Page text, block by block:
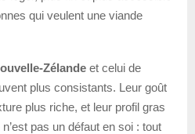
qui veulent une viande
Zélande et celui de
plus consistants. Leur goût
plus riche, et leur profil gras
pas un défaut en soi : tout